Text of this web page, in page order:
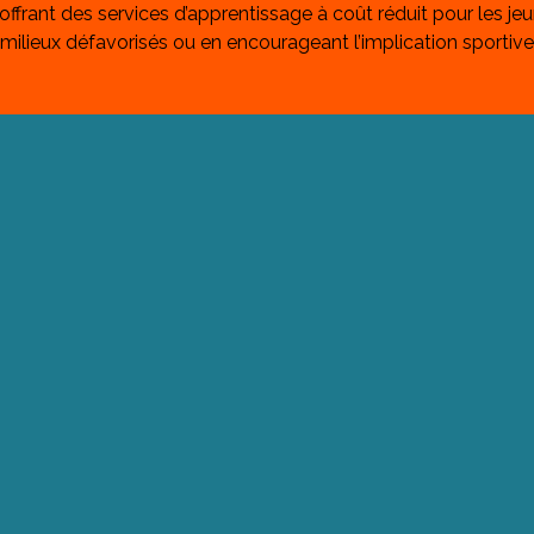
des services d’apprentissage à coût réduit pour les
défavorisés ou en encourageant l’implication